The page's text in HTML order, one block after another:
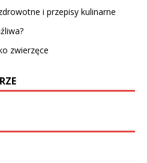
i przepisy kulinarne
zwierzęce